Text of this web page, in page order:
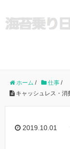
ホーム / 仕事 /
キャッシュレス・消
2019.10.01